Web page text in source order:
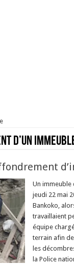
d’un
Un immeuble
jeudi 22 mai
Bankoko,
travaillaient
équipe
terrain afin
les
la Police